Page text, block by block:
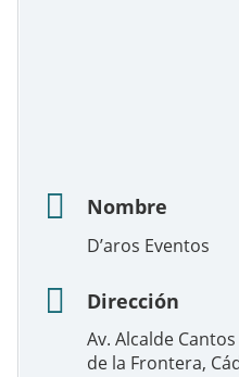
Nombre
D’aros Eventos
Dirección
Av. Alcalde
de la Frontera,